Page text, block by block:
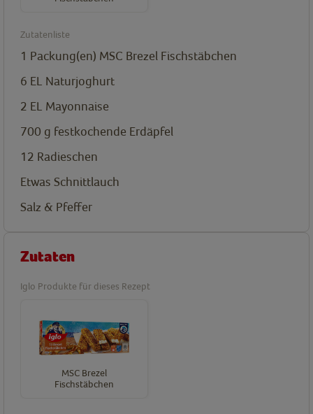
Zutatenliste
1 Packung(en) MSC Brezel Fischstäbchen
6 EL Naturjoghurt
2 EL Mayonnaise
700 g festkochende Erdäpfel
12 Radieschen
Etwas Schnittlauch
Salz & Pfeffer
Zutaten
Iglo Produkte für dieses Rezept
MSC Brezel
Fischstäbchen